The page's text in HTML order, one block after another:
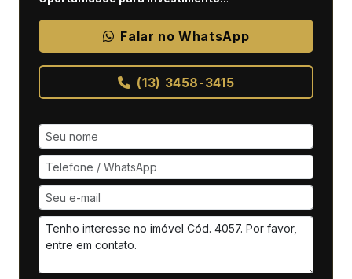
Falar no WhatsApp
(13) 3458-3415